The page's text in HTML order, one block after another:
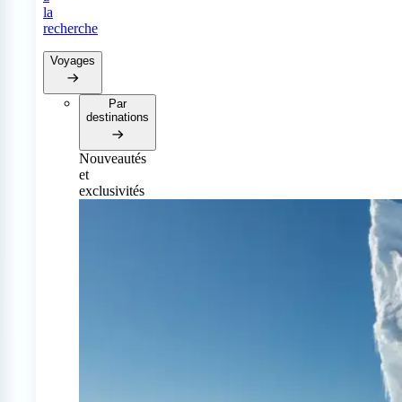
la
recherche
Voyages
Par
destinations
Nouveautés
et
exclusivités